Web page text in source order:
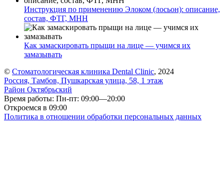
Инструкция по применению Элоком (лосьон): описание,
состав, ФТГ, МНН
Как замаскировать прыщи на лице — учимся их
замазывать
© Стоматологическая клиника Dental Clinic, 2024
Россия, Тамбов, Пушкарская улица, 58, 1 этаж
Район Октябрьский
Время работы: Пн-пт: 09:00—20:00
Откроемся в 09:00
Политика в отношении обработки персональных данных